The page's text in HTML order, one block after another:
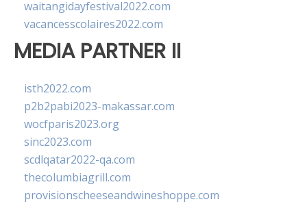
waitangidayfestival2022.com
vacancesscolaires2022.com
MEDIA PARTNER II
isth2022.com
p2b2pabi2023-makassar.com
wocfparis2023.org
sinc2023.com
scdlqatar2022-qa.com
thecolumbiagrill.com
provisionscheeseandwineshoppe.com